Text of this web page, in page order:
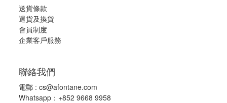
送貨條款
退貨及換貨
會員制度
企業客戶服務
聯絡我們
電郵 : cs@afontane.com
Whatsapp：+852 9668 9958